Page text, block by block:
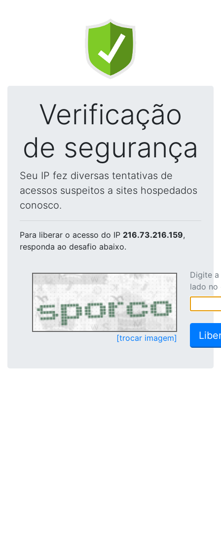
Verificação
de segurança
Seu IP fez diversas tentativas de
acessos suspeitos a sites hospedados
conosco.
Para liberar o acesso do IP 216.73.216.159,
responda ao desafio abaixo.
[trocar imagem]
Digite
lado no